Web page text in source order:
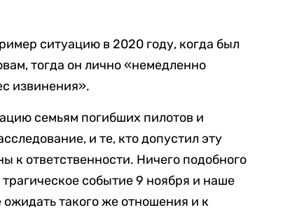
ситуацию в 2020 году, когда был
тогда он лично «немедленно
извинения».
семьям погибших пилотов и
и те, кто допустил эту
к ответственности. Ничего подобного
событие 9 ноября и наше
такого же отношения и к